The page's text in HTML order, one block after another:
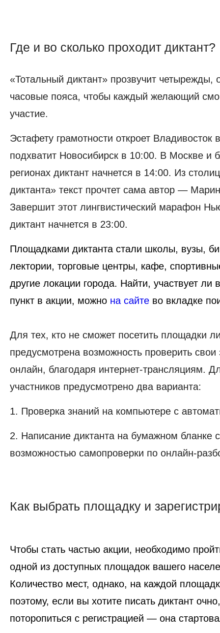
Где
во
сколько
диктант?
Где и во сколько проходит диктант?
«‎Тотальный диктант»‎ прозвучит четырежды,
часовые пояса, чтобы каждый желающий
участие.
Эстафету грамотности откроет Владивосток
подхватит Новосибирск в 10:00. В Москве и
регионах диктант начнется в 14:00. Из
диктанта» текст прочтет сама автор —
Завершит этот лингвистический марафон
диктант начнется в 23:00.
Площадками диктанта стали школы, вузы,
лектории, торговые центры, кафе,
другие локации города. Найти, участвует
пункт в акции, можно на сайте во вкладке
Для тех, кто не сможет посетить площадки
предусмотрена возможность проверить
онлайн, благодаря интернет-трансляциям.
участников предусмотрено два варианта:
1. Проверка знаний на компьютере с
2. Написание диктанта на бумажном бланке
возможностью самопроверки по онлайн-
и
зарегистрироваться?
Как выбрать площадку и
Чтобы стать частью акции, необходимо
одной из доступных площадок вашего
Количество мест, однако, на каждой
поэтому, если вы хотите писать диктант
поторопиться с регистрацией — она